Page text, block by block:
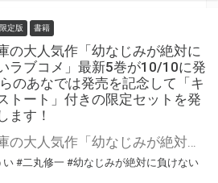
定版 書籍
の大人気作「幼なじみが絶対に
ラブコメ」最新5巻が10/10に発
のあなでは発売を記念して「キ
トート」付きの限定セットを発
ます！
い #二丸修一 #幼なじみが絶対に負けない